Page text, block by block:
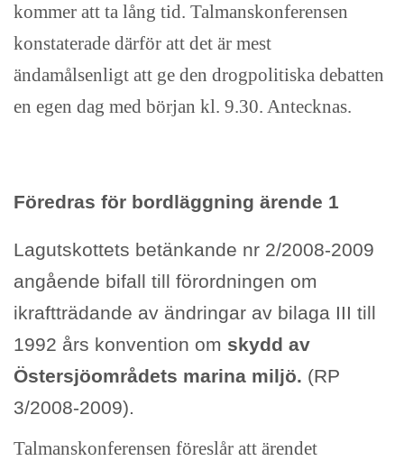
kommer att ta lång tid. Talmanskonferensen
konstaterade därför att det är mest
ändamålsenligt att ge den drogpolitiska debatten
en egen dag med början kl. 9.30. Antecknas.
Föredras för bordläggning ärende 1
Lagutskottets betänkande nr 2/2008-2009
angående bifall till förordningen om
ikraftträdande av ändringar av bilaga III till
1992 års konvention om skydd av
Östersjöområdets marina miljö. (RP
3/2008-2009).
Talmanskonferensen föreslår att ärendet